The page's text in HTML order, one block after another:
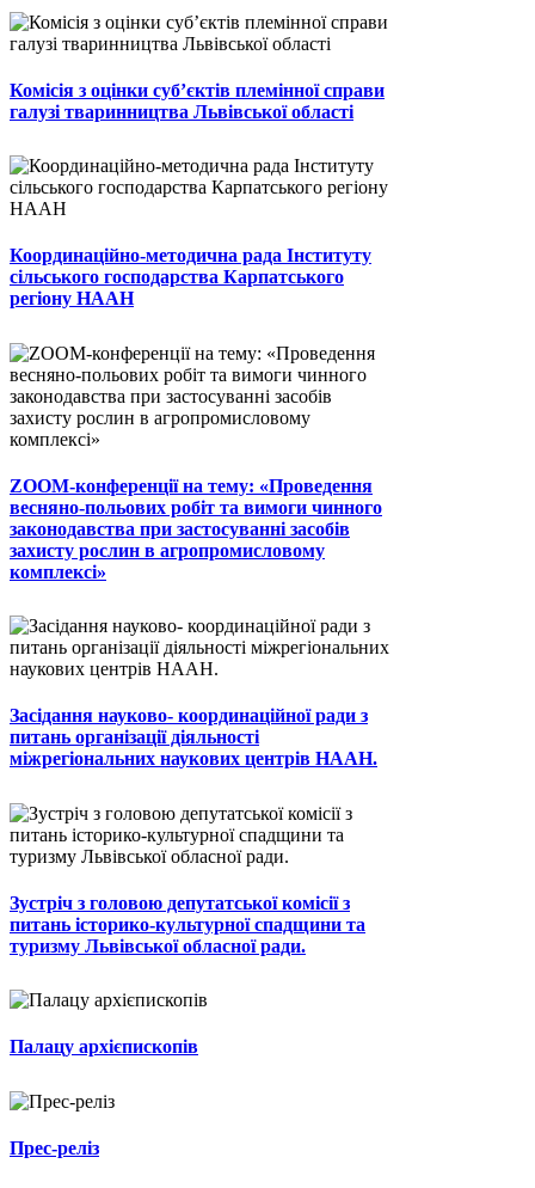
Комісія з оцінки суб’єктів племінної справи
галузі тваринництва Львівської області
Координаційно-методична рада Інституту
сільського господарства Карпатського
регіону НААН
ZOOM-конференції на тему: «Проведення
весняно-польових робіт та вимоги чинного
законодавства при застосуванні засобів
захисту рослин в агропромисловому
комплексі»
Засідання науково- координаційної ради з
питань організації діяльності
міжрегіональних наукових центрів НААН.
Зустріч з головою депутатської комісії з
питань історико-культурної спадщини та
туризму Львівської обласної ради.
Палацу архієпископів
Прес-реліз